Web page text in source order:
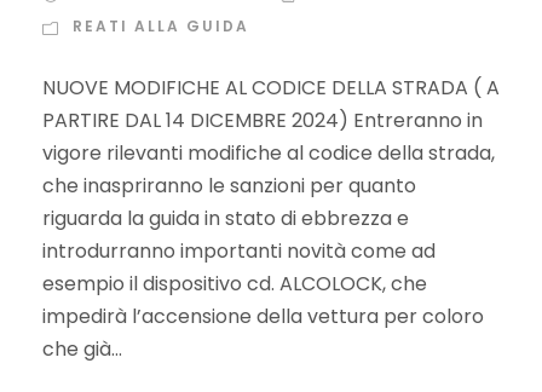
REATI ALLA GUIDA
NUOVE MODIFICHE AL CODICE DELLA STRADA ( A
PARTIRE DAL 14 DICEMBRE 2024) Entreranno in
vigore rilevanti modifiche al codice della strada,
che inaspriranno le sanzioni per quanto
riguarda la guida in stato di ebbrezza e
introdurranno importanti novità come ad
esempio il dispositivo cd. ALCOLOCK, che
impedirà l’accensione della vettura per coloro
che già...